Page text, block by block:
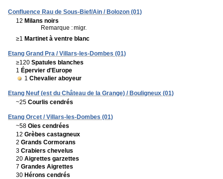
Confluence Rau de Sous-Bief/Ain / Bolozon (01)
12 Milans noirs
Remarque :migr.
≥1 Martinet à ventre blanc
Etang Grand Pra / Villars-les-Dombes (01)
≥120 Spatules blanches
1 Épervier d'Europe
1 Chevalier aboyeur
Etang Neuf (est du Château de la Grange) / Bouligneux (01)
~25 Courlis cendrés
Etang Orcet / Villars-les-Dombes (01)
~58 Oies cendrées
12 Grèbes castagneux
2 Grands Cormorans
3 Crabiers chevelus
20 Aigrettes garzettes
7 Grandes Aigrettes
30 Hérons cendrés